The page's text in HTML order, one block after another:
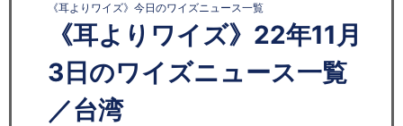
コンサルティング
リサーチ
セミナー
《耳よりワイズ》今日のワイズニュース一覧
《耳よりワイズ》22年11月
3日のワイズニュース一覧
／台湾